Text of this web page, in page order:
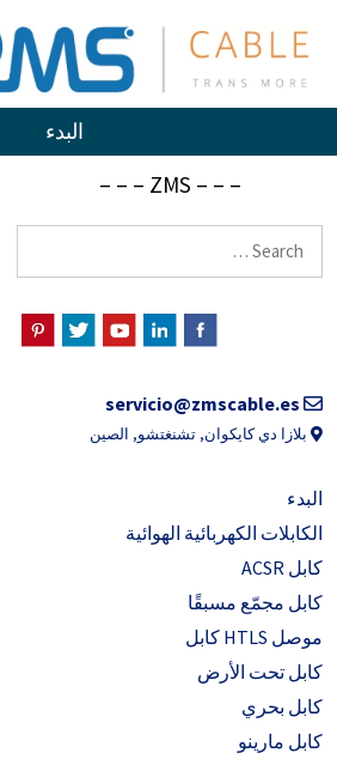
المحتوى
البدء
– – – ZMS – – –
البحث
servicio@zmscable.es
بلازا دي كايكوان, تشنغتشو, الصين
البدء
الكابلات الكهربائية الهوائية
كابل ACSR
كابل مجمّع مسبقًا
موصل HTLS كابل
كابل تحت الأرض
كابل بحري
كابل مارينو